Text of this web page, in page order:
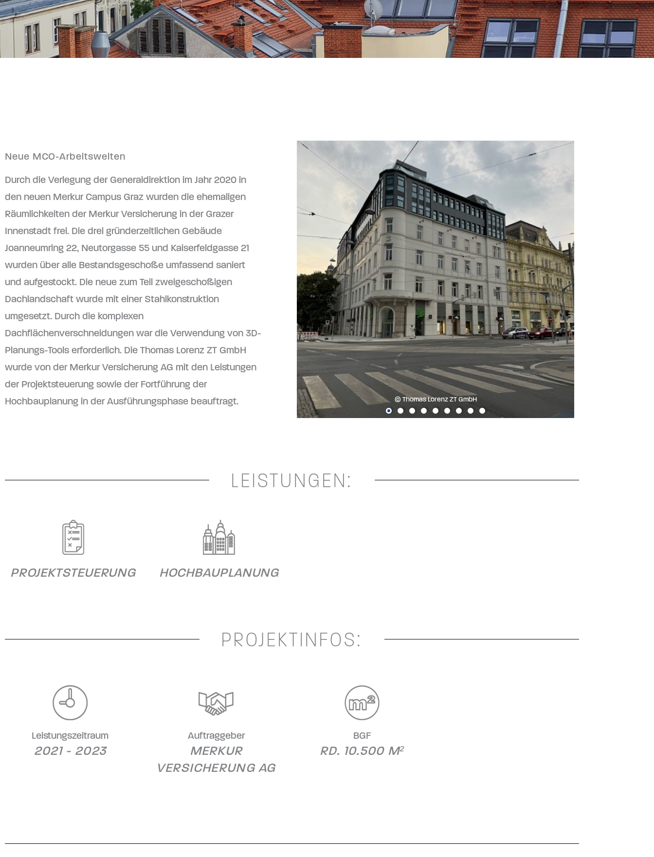
Neue MCO-Arbeitswelten
Durch die Verlegung der Generaldirektion im Jahr 2020 in
den neuen Merkur Campus Graz wurden die ehemaligen
Räumlichkeiten der Merkur Versicherung in der Grazer
Innenstadt frei. Die drei gründerzeitlichen Gebäude
Joanneumring 22, Neutorgasse 55 und Kaiserfeldgasse 21
wurden über alle Bestandsgeschoße umfassend saniert
und aufgestockt. Die neue zum Teil zweigeschoßigen
Dachlandschaft wurde mit einer Stahlkonstruktion
umgesetzt. Durch die komplexen
Dachflächenverschneidungen war die Verwendung von 3D-
Planungs-Tools erforderlich. Die Thomas Lorenz ZT GmbH
wurde von der Merkur Versicherung AG mit den Leistungen
der Projektsteuerung sowie der Fortführung der
Hochbauplanung in der Ausführungsphase beauftragt.
© Thomas Lorenz ZT GmbH
LEISTUNGEN:
PROJEKTSTEUERUNG HOCHBAUPLANUNG
PROJEKTINFOS:
Leistungszeitraum
2021 - 2023
Auftraggeber
MERKUR
VERSICHERUNG AG
BGF
RD. 10.500 M²